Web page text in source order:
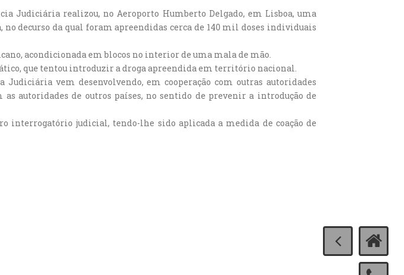
Judiciária realizou, no Aeroporto Humberto Delgado, em Lisboa, uma
decurso da qual foram apreendidas cerca de 140 mil doses individuais
acondicionada em blocos no interior de uma mala de mão.
que tentou introduzir a droga apreendida em território nacional.
vem desenvolvendo, em cooperação com outras autoridades
autoridades de outros países, no sentido de prevenir a introdução de
interrogatório judicial, tendo-lhe sido aplicada a medida de coação de